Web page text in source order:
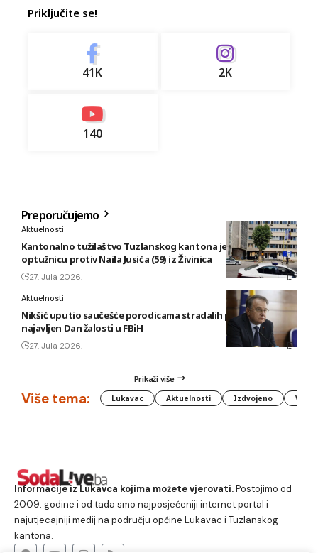
Priključite se!
41K 2K
140
Preporučujemo
Aktuelnosti
Kantonalno tužilaštvo Tuzlanskog kantona je podiglo
optužnicu protiv Naila Jusića (59) iz Živinica
27. Jula 2026.
Aktuelnosti
Nikšić uputio saučešće porodicama stradalih planinara,
najavljen Dan žalosti u FBiH
27. Jula 2026.
Prikaži više
Više tema: Lukavac Aktuelnosti Izdvojeno
Informacije iz Lukavca kojima možete vjerovati.Postojimo od
2009. godine i od tada smo najposjećeniji internet portal i
najutjecajniji medij na području općine Lukavac i Tuzlanskog
kantona.